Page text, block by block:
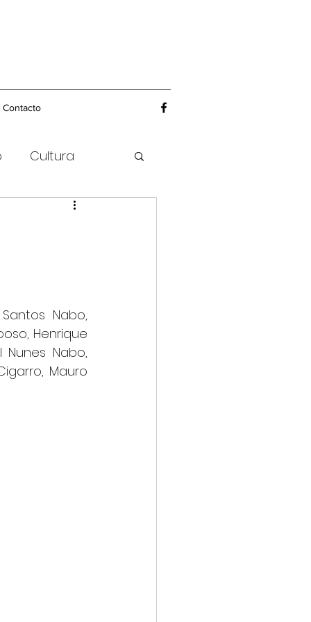
Contacto
Cultura
Nabo,
Henrique
Nunes Nabo,
Mauro